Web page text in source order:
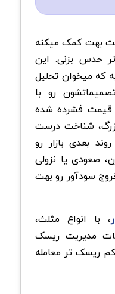
بهت کمک میکنه
حدس بزنی. این
میخوان تحلیل
رو با
قیمت فشرده شده
شناخت درست
بعدی بازار رو
صعودی یا نزولی
سودآور رو بهت
، با انواع مثلث،
مدیریت ریسک
ریسک تر معامله